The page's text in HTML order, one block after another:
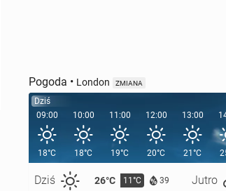
Pogoda • London ZMIANA
Dziś
09:00
18°C
Dziś 26°C 11°C 39 Jutro
10:00
18°C
11:00
19°C
12:00
20°C
13:00
21°C